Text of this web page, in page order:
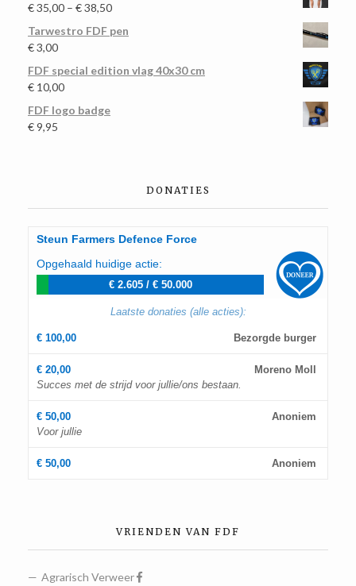
€35,00 – €38,50
Tarwestro FDF pen
€3,00
FDF special edition vlag 40x30 cm
€ 10,00
FDF logo badge
€9,95
DONATIES
Steun Farmers Defence Force
Opgehaald huidige actie:
€ 2.605/ € 50.000
Laatste donaties (alle acties):
Bezorgde burger
€ 100,00
Moreno Moll
€ 20,00
Succes met de strijd voor jullie/ons bestaan.
Anoniem
€ 50,00
Voor jullie
Anoniem
€ 50,00
VRIENDEN VAN FDF
Agrarisch Verweer